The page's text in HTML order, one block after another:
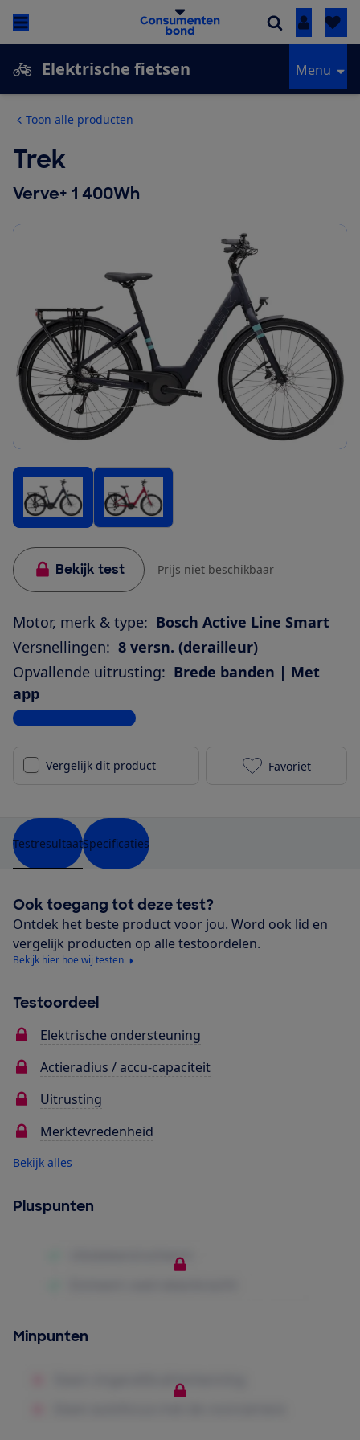
Inloggen
Elektrische fietsen Menu
Toon alle producten
Trek
Verve+ 1 400Wh
Bekijk test Prijs niet beschikbaar
Motor, merk & type: Bosch Active Line Smart
Versnellingen: 8 versn. (derailleur)
Opvallende uitrusting: Brede banden | Met
app
Bekijk alle specificaties
Vergelijk dit product Trek Verve+
Favoriet
TestresultaatSpecificaties
Ook toegang tot deze test?
Ontdek het beste product voor jou. Word ook lid en
vergelijk producten op alle testoordelen.
Bekijk hier hoe wij testen
Testoordeel
Elektrische ondersteuning
Actieradius / accu-capaciteit
Uitrusting
Merktevredenheid
Bekijk alles
Pluspunten
Minpunten